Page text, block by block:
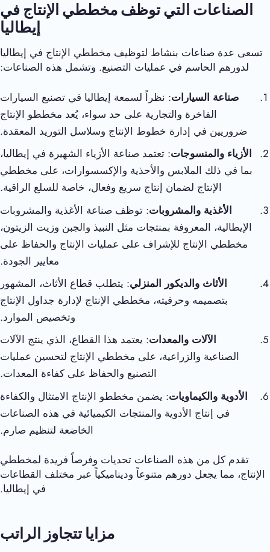
الصناعات التي توظف مخططي الإنتاج في
إيطاليا
تسعى عدة صناعات بنشاط لتوظيف مخططي الإنتاج في إيطاليا
لدورهم الحاسم في عمليات التصنيع. وتشمل هذه الصناعات:
صناعة السيارات: نظراً لسمعة إيطاليا في تصنيع السيارات
الفاخرة والتجارية على حد سواء، يُعد مخططو الإنتاج
ضروريين في إدارة خطوط الإنتاج وسلاسل التوريد المعقدة.
الأزياء والمنسوجات: تعتمد صناعة الأزياء الشهيرة في إيطاليا،
بما في ذلك الملابس والأحذية والإكسسوارات، على مخططي
الإنتاج لضمان إنتاج سريع وفعال، خاصة للسلع الراقية.
الأغذية والمشروبات: توظف صناعة الأغذية والمشروبات
الإيطالية، المعروفة بمنتجات مثل النبيذ والجبن وزيت الزيتون،
مخططي الإنتاج للإشراف على عمليات الإنتاج والحفاظ على
معايير الجودة.
الأثاث والديكور المنزلي: يتطلب قطاع الأثاث، المشهور
بتصميمه وحرفيته، مخططي الإنتاج لإدارة جداول الإنتاج
وتخصيص الموارد.
الآلات والمعدات: يعتمد هذا القطاع، الذي ينتج الآلات
الصناعية والزراعية، على مخططي الإنتاج لتحسين عمليات
التصنيع والحفاظ على كفاءة المعدات.
الأدوية والكيماويات: يضمن مخططو الإنتاج الامتثال والكفاءة
في إنتاج الأدوية والمنتجات الكيميائية في هذه الصناعات
الخاضعة لتنظيم صارم.
تقدم كل من هذه الصناعات تحديات وفرصاً فريدة لمخططي
الإنتاج، مما يجعل دورهم متنوعاً وديناميكياً عبر مختلف القطاعات
في إيطاليا.
مزايا تتجاوز الراتب